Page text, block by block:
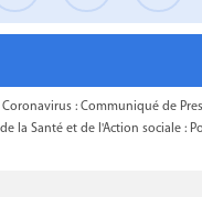
Coronavirus : Communiqué de
la Santé et de l'Action sociale :